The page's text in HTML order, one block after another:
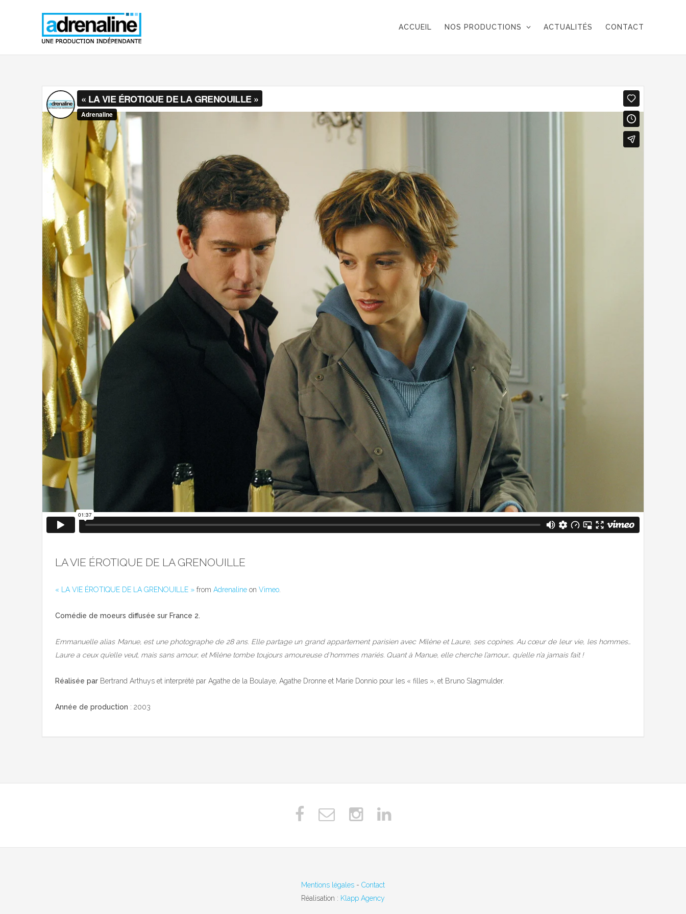
ACCUEIL NOS PRODUCTIONS ACTUALITÉS CONTACT
LA VIE ÉROTIQUE DE LA GRENOUILLE
« LA VIE ÉROTIQUE DE LA GRENOUILLE » from Adrenaline on Vimeo
Comédie de moeurs diffusée sur France 2.
Emmanuelle alias Manue, est une photographe de 28 ans. Elle partage un grand appartement parisien avec Milène et Laure, ses copines. Au cœur de leur vie, les hommes…
Laure a ceux qu’elle veut, mais sans amour, et Milène tombe toujours amoureuse d’hommes mariés. Quant à Manue, elle cherche l’amour… qu’elle n’a jamais fait !
Réalisée par Bertrand Arthuys et interprété par Agathe de la Boulaye, Agathe Dronne et Marie Donnio pour les « filles », et Bruno Slagmulder.
Année de production : 2003
Mentions légales - Contact
Réalisation : Klapp Agency